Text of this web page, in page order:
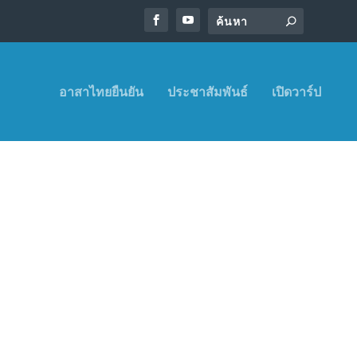
อาสาไทยยืนยัน ประชาสัมพันธ์ เปิดวาร์ป